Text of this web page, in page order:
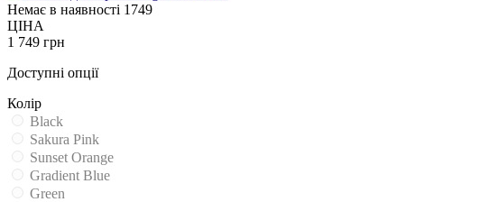
Немає в наявності 1749
ЦІНА
1 749 грн
Доступні опції
Колір
Black
Sakura Pink
Sunset Orange
Gradient Blue
Green